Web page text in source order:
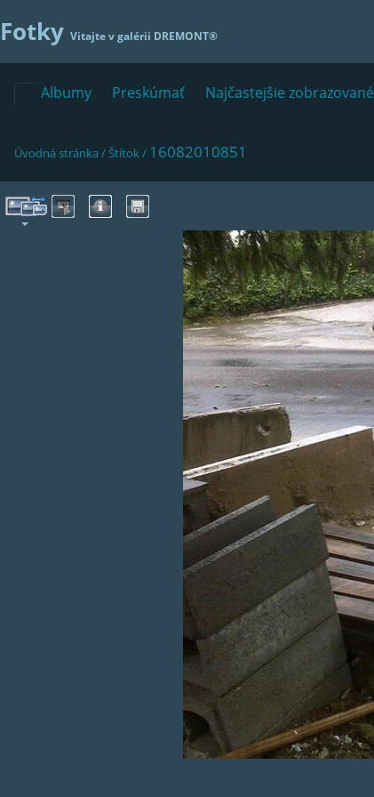
Fotky Vitajte v galérii DREMONT®
Albumy Preskúmať Najčastejšie zobrazované
Úvodná stránka /Štítok/ 16082010851